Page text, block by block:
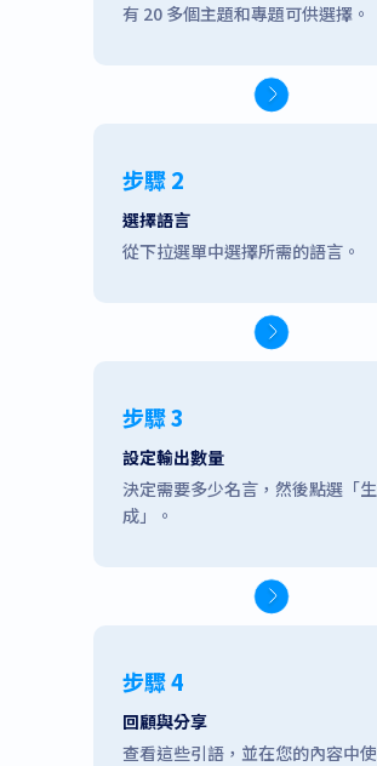
有 20 多個主題和專題可供選擇。
步驟 2
選擇語言
從下拉選單中選擇所需的語言。
步驟 3
設定輸出數量
決定需要多少名言，然後點選「生
成」。
步驟 4
回顧與分享
查看這些引語，並在您的內容中